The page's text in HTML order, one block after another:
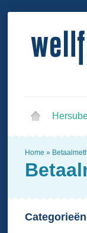
Home »
Categorieën